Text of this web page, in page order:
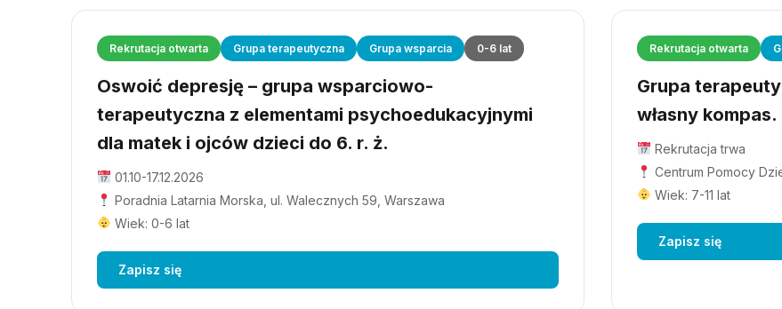
Rekrutacja otwarta Grupa terapeutyczna Grupa wsparcia 0-6 lat
Oswoić depresję – grupa wsparciowo-
terapeutyczna z elementami psychoedukacyjnymi
dla matek i ojców dzieci do 6. r. ż.
01.10-17.12.2026
Poradnia Latarnia Morska, ul. Walecznych 59, Warszawa
Wiek: 0-6 lat
Zapisz się
Rekrutacja otwarta
Grupa
własny
Rekrutacja trwa
Centrum Pomocy
Wiek: 7-11 lat
Zapisz się